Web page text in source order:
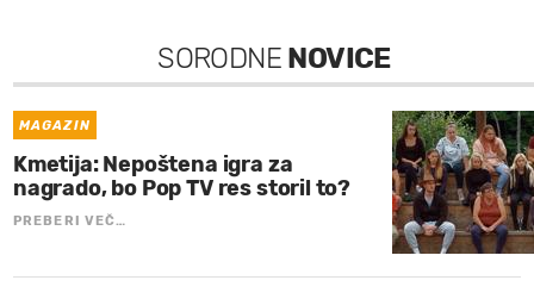
SORODNE NOVICE
MAGAZIN
Kmetija: Nepoštena igra za
nagrado, bo Pop TV res storil to?
PREBERI VEČ…